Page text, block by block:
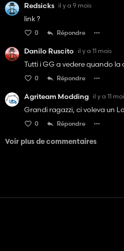
Redsicks il y a 9 mois
link ?
0 Répondre
Danilo Ruscito il y a 11 mois
Tutti i GG a vedere quando la
0 Répondre
Agriteam Modding il y a 11
Grandi ragazzi, ci voleva un
0 Répondre
Voir plus de commentaires